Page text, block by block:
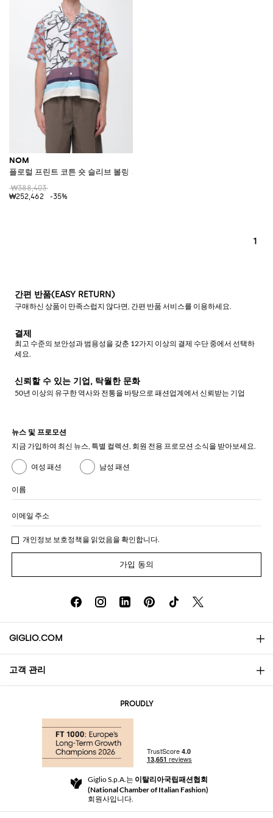
NOM
플로럴 프린트 코튼 숏 슬리브 볼링 셔츠
₩388,403
₩252,462
-35%
1
간편 반품(EASY RETURN)
구매하신 상품이 만족스럽지 않다면, 간편 반품 서비스를 이용하세요.
결제
최고 수준의 보안성과 범용성을 갖춘 12가지 이상의 결제 수단 중에서 선택하
세요.
신뢰할 수 있는 기업, 탁월한 문화
50년 이상의 유구한 역사와 전통을 바탕으로 패션업계에서 신뢰받는 기업
뉴스 및 프로모션
지금 가입하여 최신 뉴스, 특별 컬렉션, 회원 전용 프로모션 소식을 받아보세요.
여성 패션 남성 패션
이름
이메일 주소
개인정보 보호정책을 읽었음을 확인합니다.
가입 동의
GIGLIO.COM
소개
Community Store
고객 관리
반품 및 환불
For a safe shopping experience
Security Communication
PROUDLY
Giglio S.p.A.는 이탈리아국립패션협회
(National Chamber of Italian Fashion)
회원사입니다.